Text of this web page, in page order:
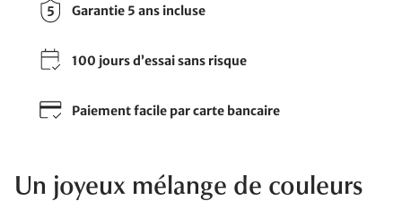
Garantie 5 ans incluse
100 jours d’essai sans risque
Paiement facile par carte bancaire
Un joyeux mélange de couleurs